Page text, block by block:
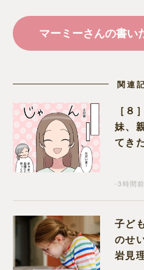
マーミーさんの書い
関連
［８
妹、
てき
-3時間前
子ど
のせ
岩見